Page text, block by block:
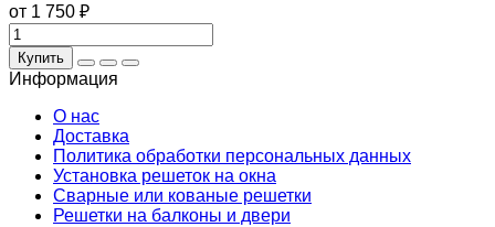
от 1 750 ₽
Купить
Информация
О нас
Доставка
Политика обработки персональных данных
Установка решеток на окна
Сварные или кованые решетки
Решетки на балконы и двери